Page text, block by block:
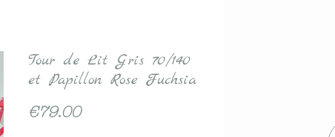
Tour de Lit Gris 70/140
et Papillon Rose Fuchsia
€79.00Price